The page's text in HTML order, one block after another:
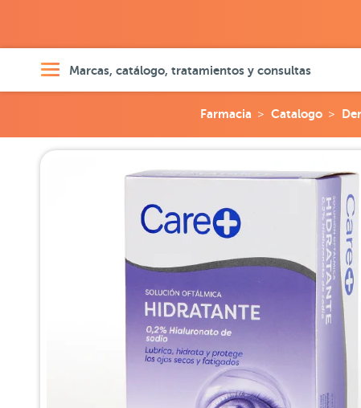
Marcas, catálogo, tratamientos y consultas
Farmacia Catalogo